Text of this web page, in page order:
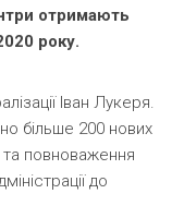
отримають
року.
Іван Лукеря.
більше 200 нових
повноваження
до